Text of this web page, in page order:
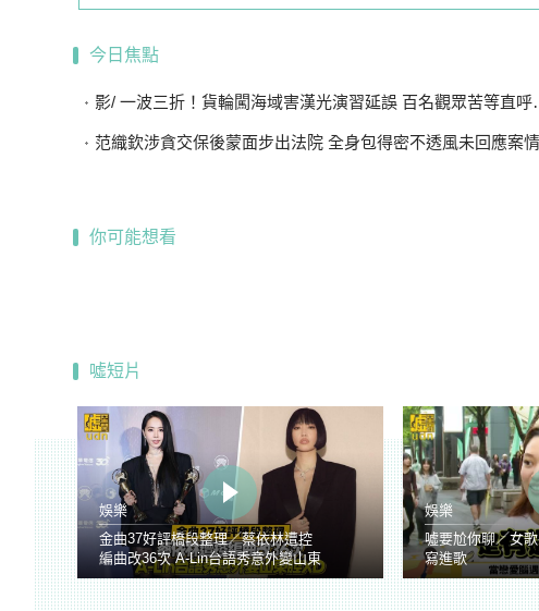
今日焦點
影/ 一波三折！貨輪闖海域害漢光演習延誤 百名觀眾苦等直呼可惜
范織欽涉貪交保後蒙面步出法院 全身包得密不透風未回應案情
你可能想看
噓短片
娛樂
金曲37好評橋段整理／蔡依林遭控
編曲改36次 A-Lin台語秀意外變山東
腔
娛樂
噓要尬你聊／女
寫進歌